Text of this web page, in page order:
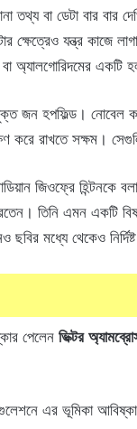
বা ডেটা বার বার
যন্ত্র কাজে
বা অ্যালগোরিদমের একটি
যুক্ত জন হপফিল্ড।
করে রাখতে সক্ষম।
জিওফ্রে হিন্টনকে
তিনি এমন একটি
মধ্যে থেকেও
পেলেনভিক্টর
এর ভূমিকা